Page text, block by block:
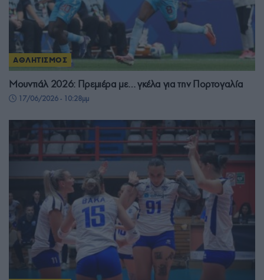
ΑΘΛΗΤΙΣΜΟΣ
Μουντιάλ 2026: Πρεμιέρα με… γκέλα για την Πορτογαλία
17/06/2026 - 10:28μμ